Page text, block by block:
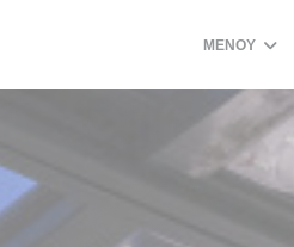
ΜΕΝΟΎ